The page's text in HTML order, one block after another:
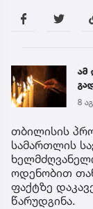
ამ
8
თბილისის
სამართლის
ოდენობით
ფაქტზე
წარუდგინა.